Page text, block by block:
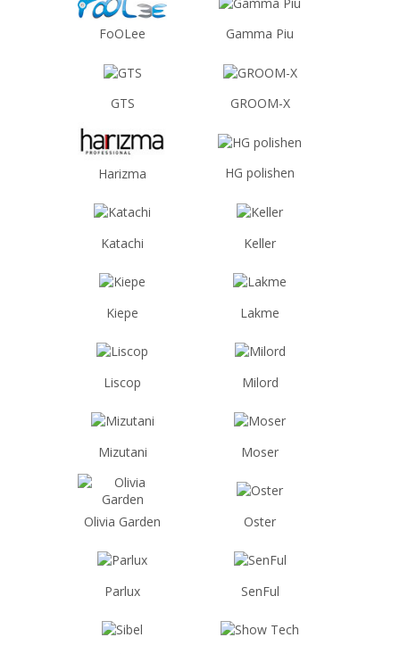
FoOLee Gamma Piu
GTS GROOM-X
Harizma HG polishen
Katachi Keller
Kiepe Lakme
Liscop Milord
Mizutani Moser
Olivia Garden Oster
Parlux SenFul